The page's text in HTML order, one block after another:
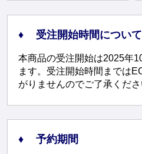
受注開始時間について
本商品の受注開始は2025年
ます。受注開始時間までは
がりませんのでご了承くださ
予約期間